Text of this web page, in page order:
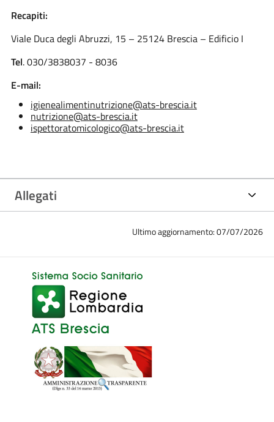
Recapiti:
Viale Duca degli Abruzzi, 15 – 25124 Brescia – Edificio I
Tel. 030/3838037 - 8036
E-mail:
igienealimentinutrizione@ats-brescia.it
nutrizione@ats-brescia.it
ispettoratomicologico@ats-brescia.it
Allegati
Ultimo aggiornamento: 07/07/2026